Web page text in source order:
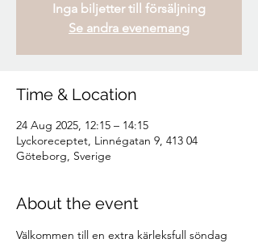
Inga biljetter till försäljning
Se andra evenemang
Time & Location
24 Aug 2025, 12:15 – 14:15
Lyckoreceptet, Linnégatan 9, 413 04
Göteborg, Sverige
About the event
Välkommen till en extra kärleksfull söndag